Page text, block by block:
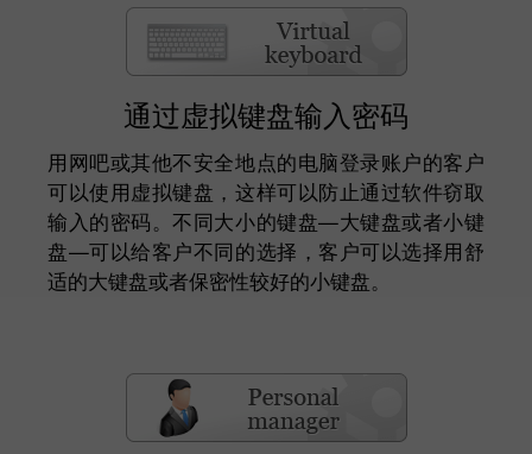
通过虚拟键盘输入密码
用网吧或其他不安全地点的电脑登录账户的客户
可以使用虚拟键盘，这样可以防止通过软件窃取
输入的密码。不同大小的键盘—大键盘或者小键
盘—可以给客户不同的选择，客户可以选择用舒
适的大键盘或者保密性较好的小键盘。